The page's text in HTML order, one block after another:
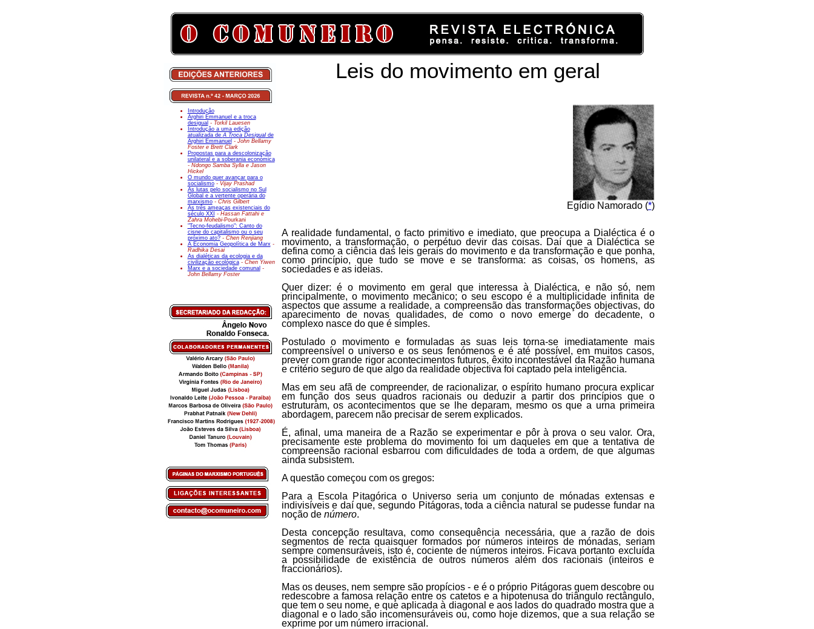
Introdução
Arghiri Emmanuel e a troca
desigual - Torkil Lauesen
Introdução a uma edição
atualizada deA Troca Desigualde
Arghiri Emmanuel - John Bellamy
Foster e Brett Clark
Propostas para a descolonização
unilateral e a soberania económica
- Ndongo Samba Sylla e Jason
Hickel
O mundo quer avançar para o
socialismo- Vijay Prashad
As lutas pelo socialismo no Sul
Global e a vertente operária do
marxismo- Chris Gilbert
As três ameaças existenciais do
século XXI - Hassan Fattahi e
Zahra Mohebi-Pourkani
"Tecno-feudalismo": Canto do
cisne do capitalismo ou o seu
próximo ato? - Chen Renjiang
A Economia Geopolítica de Marx-
Radhika Desai
As dialéticas da ecologia e da
civilização ecológica - Chen Yiwen
Marx e a sociedade comunal -
John Bellamy Foster
Leis do movimento em geral
Egídio Namorado (*)
A realidade fundamental, o facto primitivo e imediato, que preocupa a Dialéctica é o
movimento, a transformação, o perpétuo devir das coisas. Daí que a Dialéctica se
defina como a ciência das leis gerais do movimento e da transformação e que ponha,
como princípio, que tudo se move e se transforma: as coisas, os homens, as
sociedades e as ideias.
Quer dizer: é o movimento em geral que interessa à Dialéctica, e não só, nem
principalmente, o movimento mecânico; o seu escopo é a multiplicidade infinita de
aspectos que assume a realidade, a compreensão das transformações objectivas, do
aparecimento de novas qualidades, de como o novo emerge do decadente, o
complexo nasce do que é simples.
Postulado o movimento e formuladas as suas leis torna-se imediatamente mais
compreensível o universo e os seus fenómenos e é até possível, em muitos casos,
prever com grande rigor acontecimentos futuros, êxito incontestável da Razão humana
e critério seguro de que algo da realidade objectiva foi captado pela inteligência.
Mas em seu afã de compreender, de racionalizar, o espírito humano procura explicar
em função dos seus quadros racionais ou deduzir a partir dos princípios que o
estruturam, os acontecimentos que se lhe deparam, mesmo os que a urna primeira
abordagem, parecem não precisar de serem explicados.
É, afinal, uma maneira de a Razão se experimentar e pôr à prova o seu valor. Ora,
precisamente este problema do movimento foi um daqueles em que a tentativa de
compreensão racional esbarrou com dificuldades de toda a ordem, de que algumas
ainda subsistem.
A questão começou com os gregos:
Para a Escola Pitagórica o Universo seria um conjunto de mónadas extensas e
indivisíveis e daí que, segundo Pitágoras, toda a ciência natural se pudesse fundar na
noção de número.
Desta concepção resultava, como consequência necessária, que a razão de dois
segmentos de recta quaisquer formados por números inteiros de mónadas, seriam
sempre comensuráveis, isto é, cociente de números inteiros. Ficava portanto excluída
a possibilidade de existência de outros números além dos racionais (inteiros e
fraccionários).
Mas os deuses, nem sempre são propícios - e é o próprio Pitágoras quem descobre ou
redescobre a famosa relação entre os catetos e a hipotenusa do triângulo rectângulo,
que tem o seu nome, e que aplicada à diagonal e aos lados do quadrado mostra que a
diagonal e o lado são incomensuráveis ou, como hoje dizemos, que a sua relação se
exprime por um número irracional.